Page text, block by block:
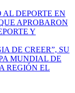
DEPORTE EN
APROBARON
Y
DE CREER”, SU
MUNDIAL DE
REGIÓN EL